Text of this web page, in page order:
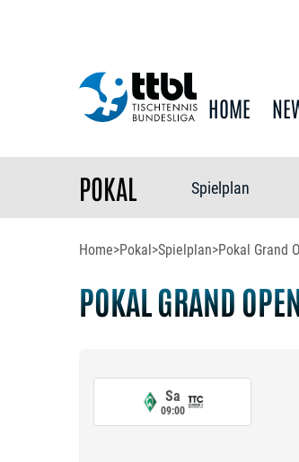
HOME
POKAL Spielplan
Home>Pokal>Spielplan>Pokal Grand
POKAL GRAND
Sa
09:00